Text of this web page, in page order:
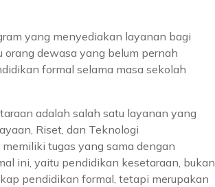
yang menyediakan layanan bagi
dewasa yang belum pernah
formal selama masa sekolah
adalah salah satu layanan yang
Riset, dan Teknologi
tugas yang sama dengan
ini, yaitu pendidikan kesetaraan, bukan
pendidikan formal, tetapi merupakan